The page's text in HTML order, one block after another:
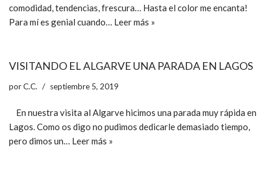
comodidad, tendencias, frescura… Hasta el color me encanta!
Para mí es genial cuando… Leer más »
VISITANDO EL ALGARVE UNA PARADA EN LAGOS
porC.C. septiembre 5, 2019
En nuestra visita al Algarve hicimos una parada muy rápida en
Lagos. Como os digo no pudimos dedicarle demasiado tiempo,
pero dimos un… Leer más »